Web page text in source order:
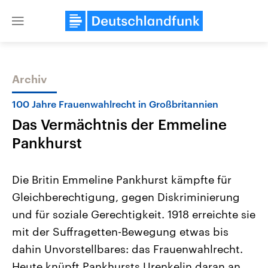
Close
Themen
Landtagswahl Sachsen-Anhalt
2026
Alle Informationen
Sachsen-Anhalt wählt am 6.
September 2026 einen neuen
Landtag. Seit 2021 wird das
Bundesland von einer Koalition aus
USA
Aktuelle Beiträge,
Hintergründe
Wirtschaftlich und
gehören die Vereinigten
den mächtigsten Ländern
mit großem Einfluss auf
Archiv
100 Jahre Frauenwahlrecht in Großbritannien
Das Vermächtnis der Emmeline
Pankhurst
Die Britin Emmeline Pankhurst kämpfte für
Gleichberechtigung, gegen Diskriminierung
und für soziale Gerechtigkeit. 1918 erreichte sie
mit der Suffragetten-Bewegung etwas bis
dahin Unvorstellbares: das Frauenwahlrecht.